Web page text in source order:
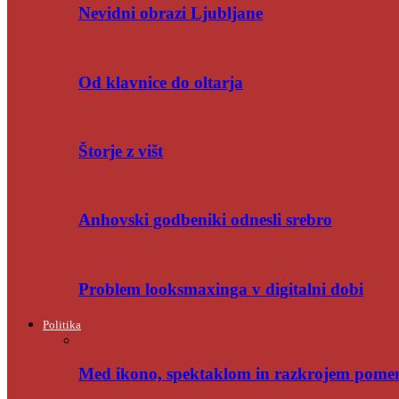
Nevidni obrazi Ljubljane
Od klavnice do oltarja
Štorje z višt
Anhovski godbeniki odnesli srebro
Problem looksmaxinga v digitalni dobi
Politika
Med ikono, spektaklom in razkrojem